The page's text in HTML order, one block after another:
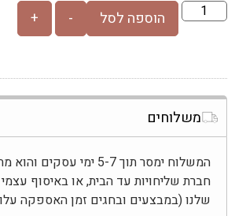
-
+ הוספה לסל
משלוחים
המשלוח ימסר תוך 5-7 ימי
חברת שליחויות עד הבית, או באיסוף
שלנו (במבצעים ובחגים זמן האספקה